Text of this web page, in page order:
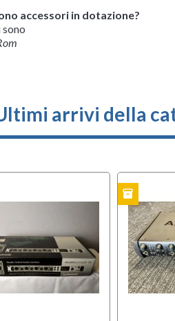
accessori in dotazione?
sono
arrivi della
inventory